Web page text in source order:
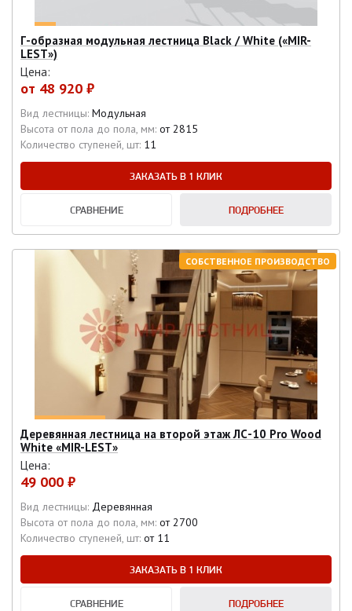
Г-образная модульная лестница Black / White («MIR-
LEST»)
Цена:
от 48 920 ₽
Вид лестницы: Модульная
Высота от пола до пола, мм: от 2815
Количество ступеней, шт: 11
ЗАКАЗАТЬ В 1 КЛИК
СРАВНЕНИЕ ПОДРОБНЕЕ
СОБСТВЕННОЕ ПРОИЗВОДСТВО
Деревянная лестница на второй этаж ЛС-10 Pro Wood
White «MIR-LEST»
Цена:
49 000 ₽
Вид лестницы: Деревянная
Высота от пола до пола, мм: от 2700
Количество ступеней, шт: от 11
ЗАКАЗАТЬ В 1 КЛИК
СРАВНЕНИЕ ПОДРОБНЕЕ